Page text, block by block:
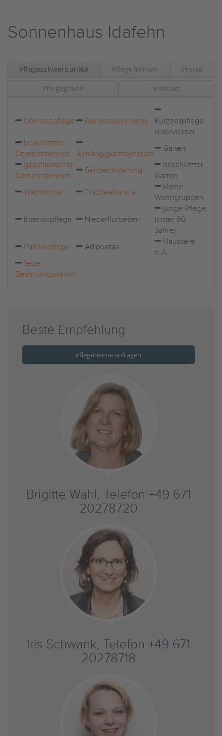
Sonnenhaus Idafehn
Pflegeschwerpunkte Pflegeformen Preise
Pflegegrade Kontakt
Demenzpflege Gerontopsychiatrie
Kurzzeitpflege
reservierbar
beschützter
Demenzbereich
Abhängigkeitssyndrom
Garten
geschlossener
Demenzbereich
Sehbehinderung
beschützter
Garten
Wachkoma
Trachealkanüle
kleine
Wohngruppen
Intensivpflege Niederflurbetten
junge Pflege
(unter 60
Jahre)
Palliativpflege
Adipositas
Haustiere
n.A.
feste
Beatmungsstation
Beste Empfehlung
Pflegeheime anfragen
Brigitte Wahl, Telefon +49 671
20278720
Iris Schwank, Telefon +49 671
20278718